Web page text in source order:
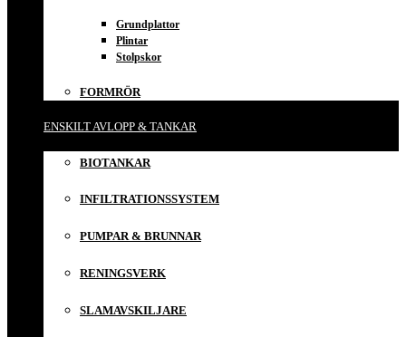
Grundplattor
Plintar
Stolpskor
FORMRÖR
ENSKILT AVLOPP & TANKAR
BIOTANKAR
INFILTRATIONSSYSTEM
PUMPAR & BRUNNAR
RENINGSVERK
SLAMAVSKILJARE